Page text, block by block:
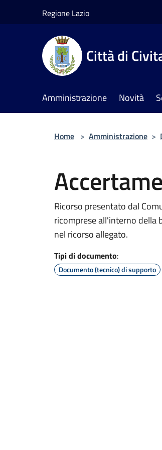
Regione Lazio
Città di
Amministrazione Novità
Home > Amministrazione >
Ricorso presentato dal
ricomprese all'interno della
nel ricorso allegato.
Tipi di documento:
Documento (tecnico) di supporto